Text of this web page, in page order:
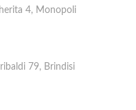
104, San Giovanni Rotondo
4, Monopoli
79, Brindisi